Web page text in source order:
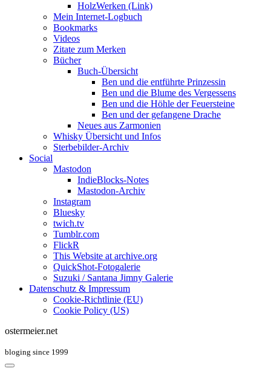
HolzWerken (Link)
Mein Internet-Logbuch
Bookmarks
Videos
Zitate zum Merken
Bücher
Buch-Übersicht
Ben und die entführte Prinzessin
Ben und die Blume des Vergessens
Ben und die Höhle der Feuersteine
Ben und der gefangene Drache
Neues aus Zarmonien
Whisky Übersicht und Infos
Sterbebilder-Archiv
Social
Mastodon
IndieBlocks-Notes
Mastodon-Archiv
Instagram
Bluesky
twich.tv
Tumblr.com
FlickR
This Website at archive.org
QuickShot-Fotogalerie
Suzuki / Santana Jimny Galerie
Datenschutz & Impressum
Cookie-Richtlinie (EU)
Cookie Policy (US)
ostermeier.net
bloging since 1999